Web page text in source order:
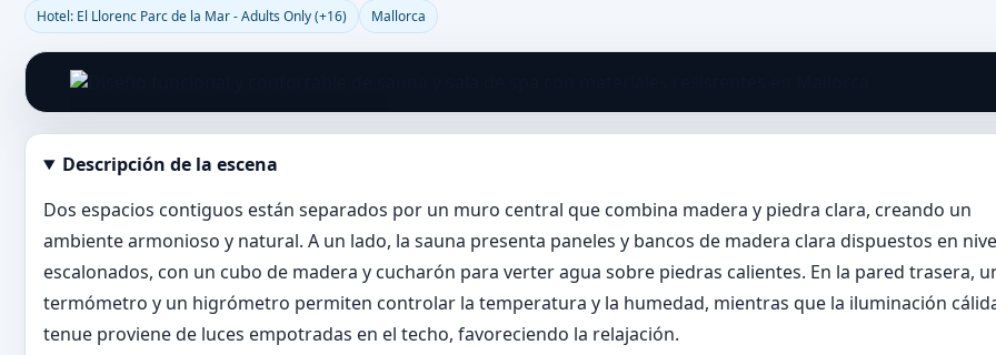
Hotel: El Llorenc Parc de la Mar - Adults Only (+16) Mallorca
Abrir imagen en tamaño completo
Descripción de la escena
Dos espacios contiguos están separados por un muro central que combina madera y piedra clara, creando un
ambiente armonioso y natural. A un lado, la sauna presenta paneles y bancos de madera clara dispuestos en
escalonados, con un cubo de madera y cucharón para verter agua sobre piedras calientes. En la pared trasera,
termómetro y un higrómetro permiten controlar la temperatura y la humedad, mientras que la iluminación
tenue proviene de luces empotradas en el techo, favoreciendo la relajación.